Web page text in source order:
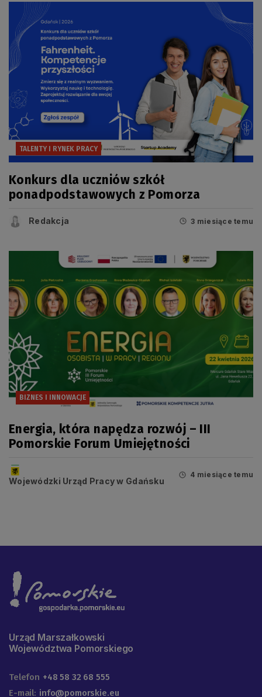
TALENTY I RYNEK PRACY
Konkurs dla uczniów szkół
ponadpodstawowych z Pomorza
Redakcja 3 miesiące temu
BIZNES I INNOWACJE
Energia, która napędza rozwój – III
Pomorskie Forum Umiejętności
Wojewódzki Urząd Pracy w Gdańsku
4 miesiące temu
Urząd Marszałkowski
Województwa Pomorskiego
Telefon +48 58 32 68 555
E-mail: info@pomorskie.eu